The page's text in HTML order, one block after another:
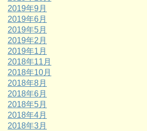
2019年9月
2019年6月
2019年5月
2019年2月
2019年1月
2018年11月
2018年10月
2018年8月
2018年6月
2018年5月
2018年4月
2018年3月